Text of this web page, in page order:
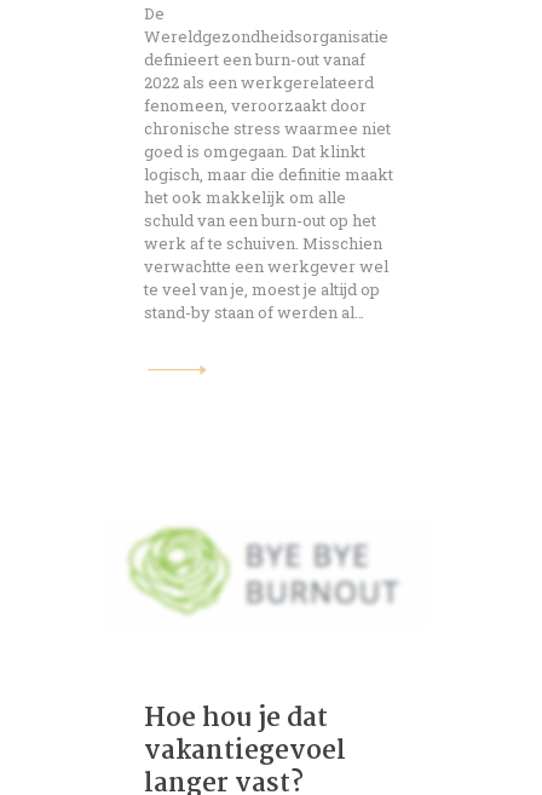
De
Wereldgezondheidsorganisatie
definieert een burn-out vanaf
2022 als een werkgerelateerd
fenomeen, veroorzaakt door
chronische stress waarmee niet
goed is omgegaan. Dat klinkt
logisch, maar die definitie maakt
het ook makkelijk om alle
schuld van een burn-out op het
werk af te schuiven. Misschien
verwachtte een werkgever wel
te veel van je, moest je altijd op
stand-by staan of werden al…
Hoe hou je dat
vakantiegevoel
langer vast?